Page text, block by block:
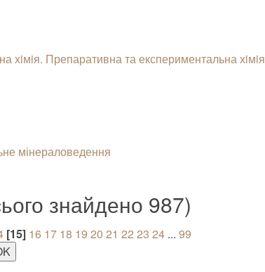
хiмiя. Препаративна та експериментальна хiмiя
мінераловедення
знайдено 987)
[15] 16 17 18 19 20 21 22 23 24... 99